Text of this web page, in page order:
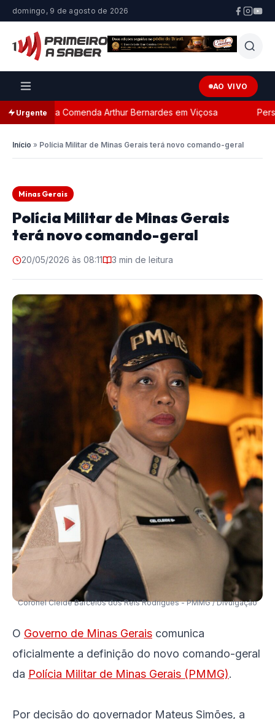
domingo, 9 de agosto de 2026
AO VIVO
Urgente
com a Comenda Arthur Bernardes em Viçosa
Início » Polícia Militar de Minas Gerais terá novo comando-geral
Minas Gerais
Polícia Militar de Minas Gerais
terá novo comando-geral
20/05/2026 às 08:11 3 min de leitura
Coronel Cleide Barcelos dos Reis Rodrigues - PMMG / Divulgação
O Governo de Minas Gerais comunica
oficialmente a definição do novo comando-geral
da Polícia Militar de Minas Gerais (PMMG).
Por decisão do governador Mateus Simões, a